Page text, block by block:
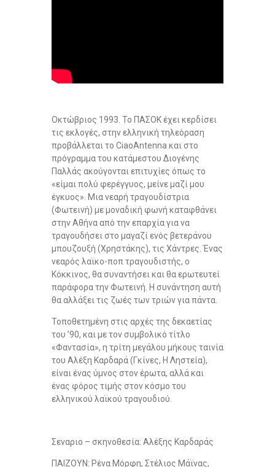
Οκτώβριος 1993. Το ΠΑΣΟΚ έχει κερδίσει
τις εκλογές, στην ελληνική τηλεόραση
προβάλλεται το CiaoAntenna και στο
πρόγραμμα του κατάμεστου Διογένης
Παλλάς ακούγονται επιτυχίες όπως το
«είμαι πολύ φερέγγυος, μείνε μαζί μου
έγκυος». Μια νεαρή τραγουδίστρια
(Φωτεινή) με μοναδική φωνή καταφθάνει
στην Αθήνα από την επαρχία για να
τραγουδήσει στο μαγαζί ενός βετεράνου
μπουζουξή (Χρηστάκης), τις Χάντρες. Ένας
νεαρός λαϊκο-ποπ τραγουδιστής, ο
Κόκκινος, θα συναντήσει και θα ερωτευτεί
παράφορα την Φωτεινή. Η συνάντηση αυτή
θα αλλάξει τις ζωές των τριών για πάντα.
Τοποθετημένη στις αρχές της δεκαετίας
του ’90, και με τον συμβολικό τίτλο
«Φαντασία», η τρίτη μεγάλου μήκους ταινία
του Αλέξη Καρδαρά (Γκίνες, Η Ληστεία),
είναι ένας ύμνος στον έρωτα, αλλά και
ένας φόρος τιμής στον κόσμο του
ελληνικού λαϊκού τραγουδιού.
Σεναριο – σκηνοθεσία: Αλέξης Καρδαράς
ΠΑΙΖΟΥΝ: Ρένα Μόρφη, Στέλιος Μάϊνας,